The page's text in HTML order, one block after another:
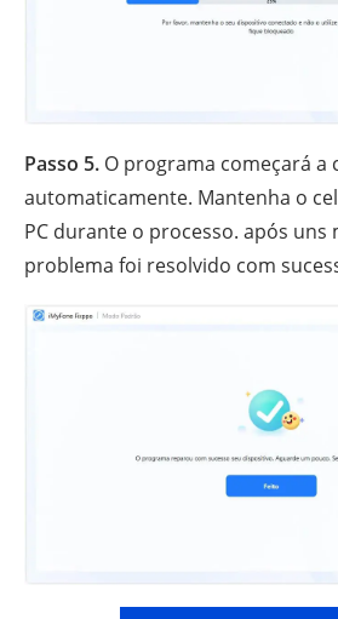
Passo 5. O programa começará a
automaticamente. Mantenha o
PC durante o processo. após uns
problema foi resolvido com